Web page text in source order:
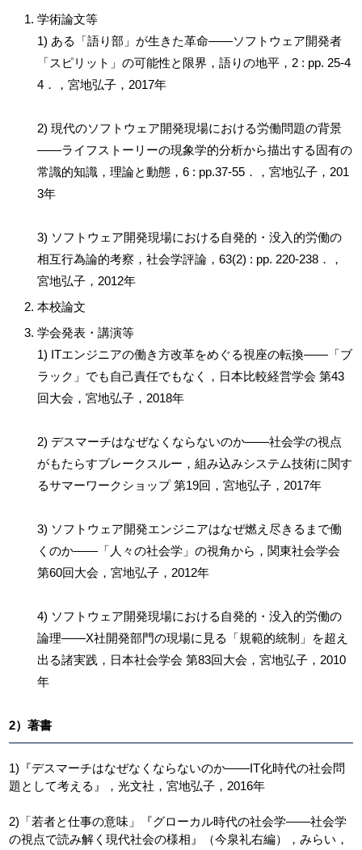
学術論文等
1) ある「語り部」が生きた革命——ソフトウェア開発者
「スピリット」の可能性と限界，語りの地平，2 : pp. 25-4
4．，宮地弘子，2017年
2) 現代のソフトウェア開発現場における労働問題の背景
——ライフストーリーの現象学的分析から描出する固有の
常識的知識，理論と動態，6 : pp.37-55．，宮地弘子，201
3年
3) ソフトウェア開発現場における自発的・没入的労働の
相互行為論的考察，社会学評論，63(2) : pp. 220-238．，
宮地弘子，2012年
本校論文
学会発表・講演等
1) ITエンジニアの働き方改革をめぐる視座の転換——「ブ
ラック」でも自己責任でもなく，日本比較経営学会 第43
回大会，宮地弘子，2018年
2) デスマーチはなぜなくならないのか——社会学の視点
がもたらすブレークスルー，組み込みシステム技術に関す
るサマーワークショップ 第19回，宮地弘子，2017年
3) ソフトウェア開発エンジニアはなぜ燃え尽きるまで働
くのか——「人々の社会学」の視角から，関東社会学会
第60回大会，宮地弘子，2012年
4) ソフトウェア開発現場における自発的・没入的労働の
論理——X社開発部門の現場に見る「規範的統制」を超え
出る諸実践，日本社会学会 第83回大会，宮地弘子，2010
年
2）著書
1)『デスマーチはなぜなくならないのか——IT化時代の社会問
題として考える』，光文社，宮地弘子，2016年
2)「若者と仕事の意味」『グローカル時代の社会学——社会学
の視点で読み解く現代社会の様相』（今泉礼右編），みらい，